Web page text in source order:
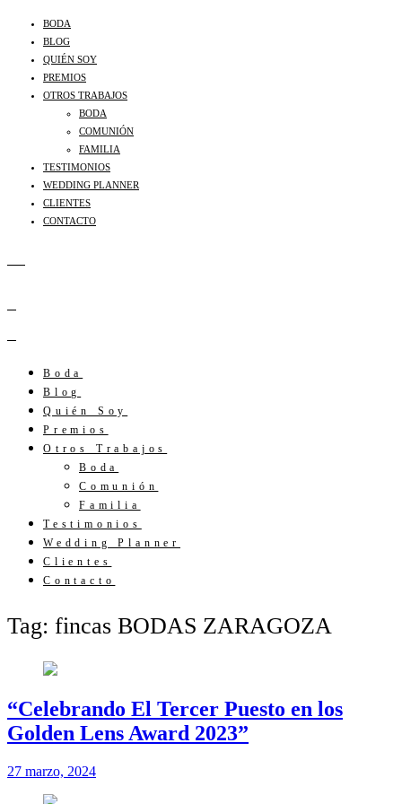
BODA
BLOG
QUIÉN SOY
PREMIOS
OTROS TRABAJOS
BODA
COMUNIÓN
FAMILIA
TESTIMONIOS
WEDDING PLANNER
CLIENTES
CONTACTO
Boda
Blog
Quién Soy
Premios
Otros Trabajos
Boda
Comunión
Familia
Testimonios
Wedding Planner
Clientes
Contacto
Tag: fincas BODAS ZARAGOZA
“Celebrando El Tercer Puesto en los
Golden Lens Award 2023”
27 marzo, 2024